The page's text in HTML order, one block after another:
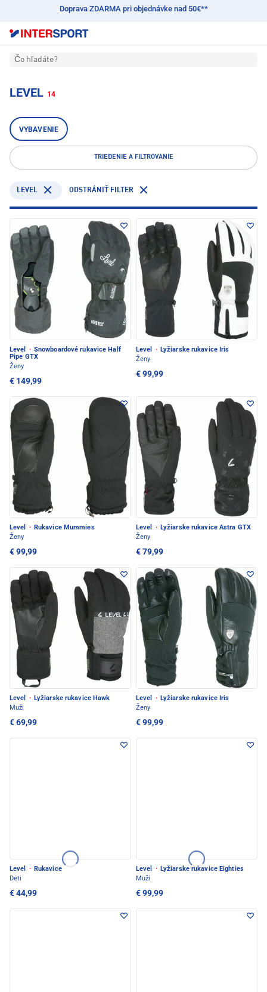
Doprava ZDARMA pri objednávke nad 50€**
Čo hľadáte?
LEVEL 14
VYBAVENIE
TRIEDENIE A FILTROVANIE
LEVEL ODSTRÁNIŤ FILTER
Level · Snowboardové rukavice Half
Pipe GTX
Ženy
€ 149,99
Level · Lyžiarske rukavice Iris
Ženy
€ 99,99
Level · Rukavice Mummies
Ženy
€ 99,99
Level · Lyžiarske rukavice Astra GTX
Ženy
€ 79,99
Level · Lyžiarske rukavice Hawk
Muži
€ 69,99
Level · Lyžiarske rukavice Iris
Ženy
€ 99,99
Level · Rukavice
Deti
€ 44,99
Level · Lyžiarske rukavice Eighties
Muži
€ 99,99